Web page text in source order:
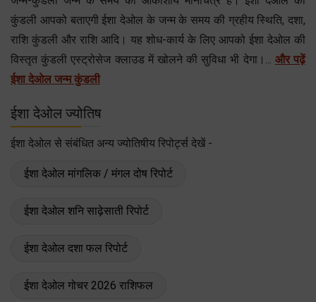
कुंडली आपको बताएगी ईशा देओल के जन्म के समय की ग्रहीय स्थिति, दशा,
राशि कुंडली और राशि आदि। यह शोध-कार्य के लिए आपको ईशा देओल की
विस्तृत कुंडली एस्ट्रोसेज क्लाउड में खोलने की सुविधा भी देगा।... और पढ़ें
ईशा देओल जन्म कुंडली
ईशा देओल ज्योतिष
ईशा देओल से संबंधित अन्य ज्योतिषीय रिपोर्ट्स देखें -
ईशा देओल मांगलिक / मंगल दोष रिपोर्ट
ईशा देओल शनि साढ़ेसाती रिपोर्ट
ईशा देओल दशा फल रिपोर्ट
ईशा देओल गोचर 2026 राशिफल